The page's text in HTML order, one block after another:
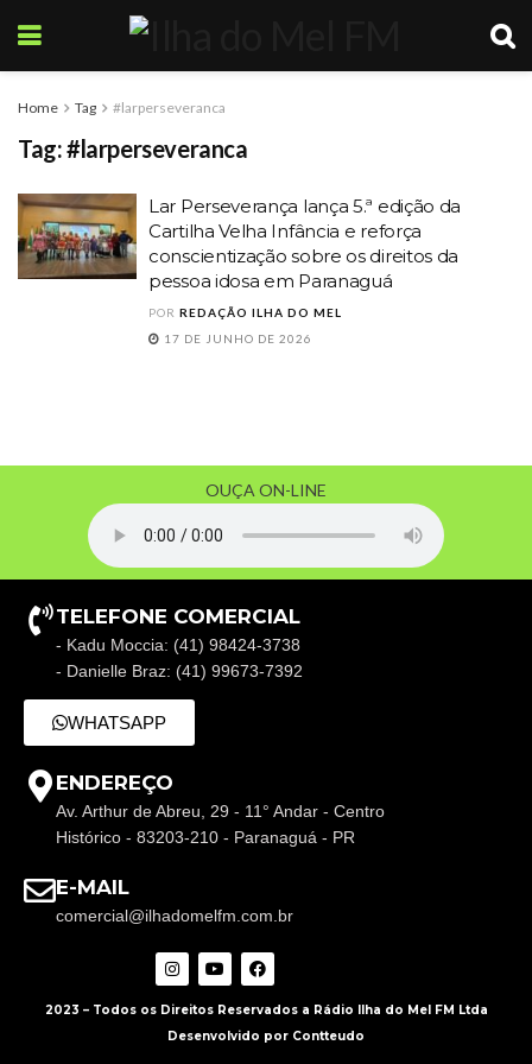
Home Tag #larperseveranca
Tag:#larperseveranca
Lar Perseverança lança 5.ª edição da
Cartilha Velha Infância e reforça
conscientização sobre os direitos da
pessoa idosa em Paranaguá
POR REDAÇÃO ILHA DO MEL
17 DE JUNHO DE 2026
OUÇA ON-LINE
TELEFONE COMERCIAL
- Kadu Moccia: (41) 98424-3738
- Danielle Braz: (41) 99673-7392
WHATSAPP
ENDEREÇO
Av. Arthur de Abreu, 29 - 11° Andar - Centro
Histórico - 83203-210 - Paranaguá - PR
E-MAIL
comercial@ilhadomelfm.com.br
2023 – Todos os Direitos Reservados a Rádio Ilha do Mel FM Ltda
Desenvolvido por Contteudo